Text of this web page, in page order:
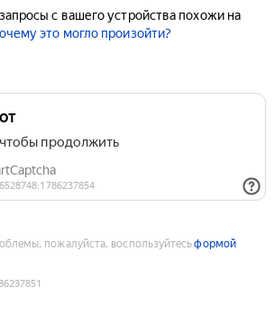
с вашего устройства похожи на
это могло произойти?
пожалуйста, воспользуйтесьформой